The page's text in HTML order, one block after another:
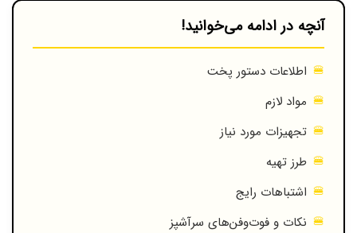
آنچه در ادامه می‌خوانید!
اطلاعات دستور پخت
مواد لازم
تجهیزات مورد نیاز
طرز تهیه
اشتباهات رایج
نکات و فوت‌وفن‌های سرآشپز